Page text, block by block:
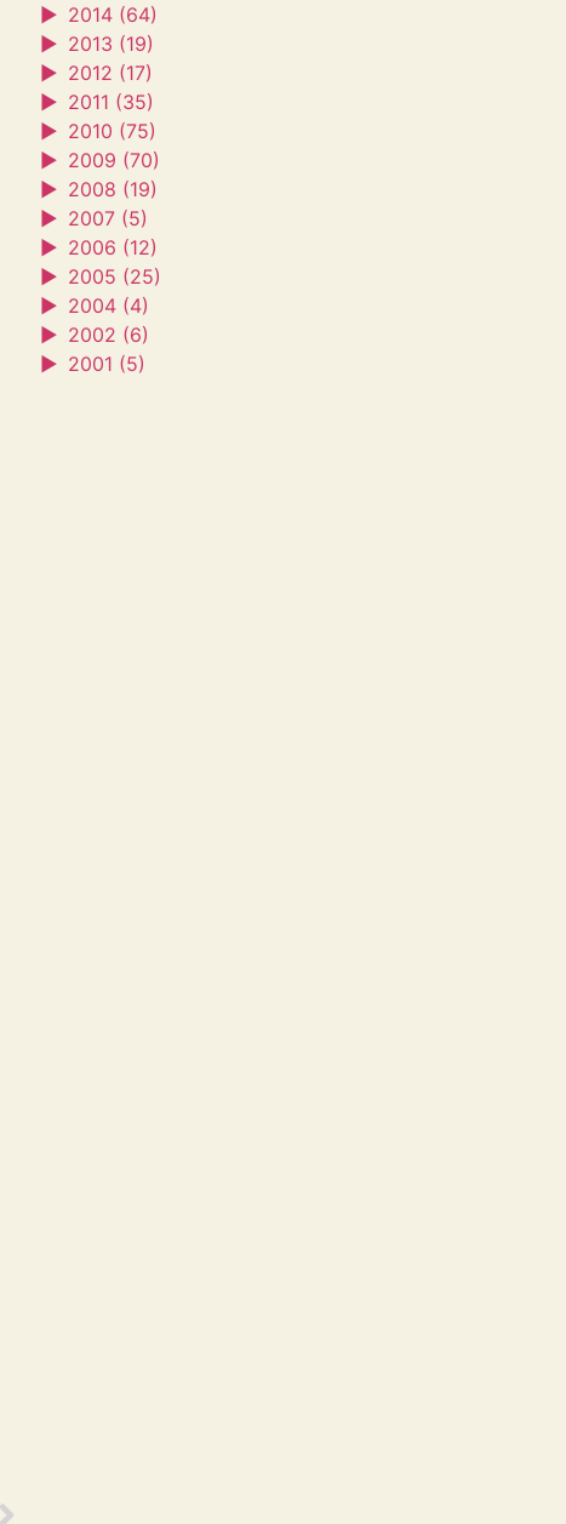
► 2014 (64)
► 2013 (19)
► 2012 (17)
► 2011 (35)
► 2010 (75)
► 2009 (70)
► 2008 (19)
► 2007 (5)
► 2006 (12)
► 2005 (25)
► 2004 (4)
► 2002 (6)
► 2001 (5)